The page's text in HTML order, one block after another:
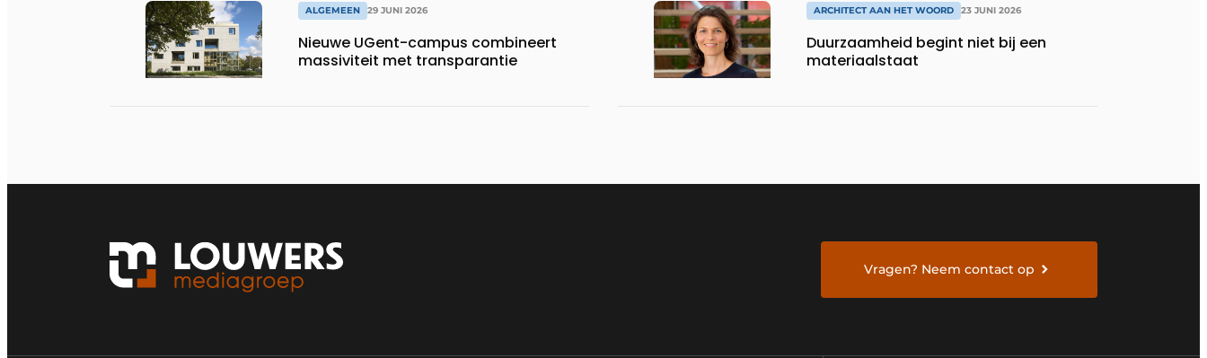
ALGEMEEN 29 JUNI 2026
Nieuwe UGent-campus combineert
massiviteit met transparantie
ARCHITECT AAN HET WOORD 23 JUNI 2026
Duurzaamheid begint niet bij een
materiaalstaat
Vragen? Neem contact op